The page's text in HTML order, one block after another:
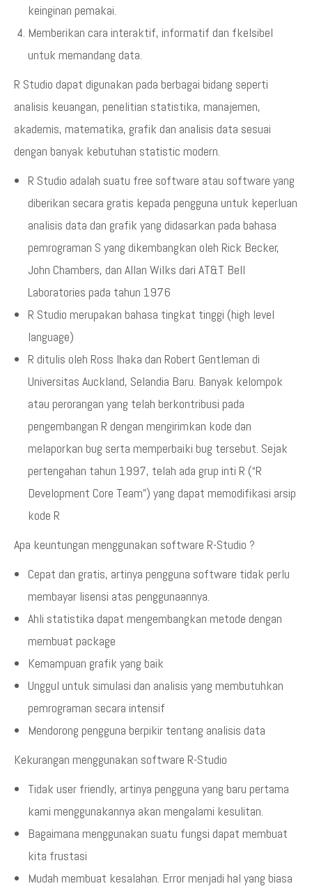
keinginan pemakai.
Memberikan cara interaktif, informatif dan fkelsibel
untuk memandang data.
R Studio dapat digunakan pada berbagai bidang seperti
analisis keuangan, penelitian statistika, manajemen,
akademis, matematika, grafik dan analisis data sesuai
dengan banyak kebutuhan statistic modern.
R Studio adalah suatu free software atau software yang
diberikan secara gratis kepada pengguna untuk keperluan
analisis data dan grafik yang didasarkan pada bahasa
pemrograman S yang dikembangkan oleh Rick Becker,
John Chambers, dan Allan Wilks dari AT&T Bell
Laboratories pada tahun 1976
R Studio merupakan bahasa tingkat tinggi (high level
language)
R ditulis oleh Ross Ihaka dan Robert Gentleman di
Universitas Auckland, Selandia Baru. Banyak kelompok
atau perorangan yang telah berkontribusi pada
pengembangan R dengan mengirimkan kode dan
melaporkan bug serta memperbaiki bug tersebut. Sejak
pertengahan tahun 1997, telah ada grup inti R (“R
Development Core Team”) yang dapat memodifikasi arsip
kode R
Apa keuntungan menggunakan software R-Studio ?
Cepat dan gratis, artinya pengguna software tidak perlu
membayar lisensi atas penggunaannya.
Ahli statistika dapat mengembangkan metode dengan
membuat package
Kemampuan grafik yang baik
Unggul untuk simulasi dan analisis yang membutuhkan
pemrograman secara intensif
Mendorong pengguna berpikir tentang analisis data
Kekurangan menggunakan software R-Studio
Tidak user friendly, artinya pengguna yang baru pertama
kami menggunakannya akan mengalami kesulitan.
Bagaimana menggunakan suatu fungsi dapat membuat
kita frustasi
Mudah membuat kesalahan. Error menjadi hal yang biasa